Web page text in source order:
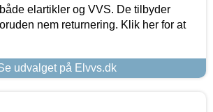
elartikler og VVS. De tilbyder
nem returnering. Klik her for at
udvalget på Elvvs.dk